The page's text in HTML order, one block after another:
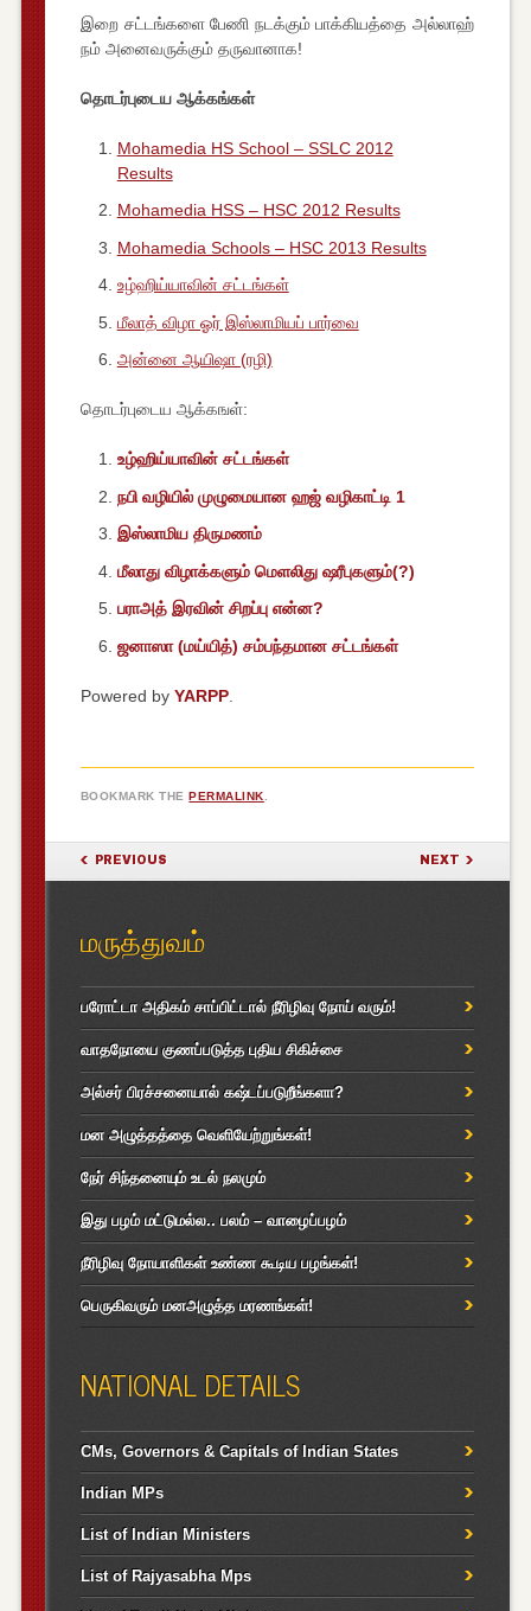
இறை சட்டங்களை பேணி நடக்கும் பாக்கியத்தை அல்லாஹ்
நம் அனைவருக்கும் தருவானாக!
தொடர்புடைய ஆக்கங்கள்
Mohamedia HS School – SSLC 2012
Results
Mohamedia HSS – HSC 2012 Results
Mohamedia Schools – HSC 2013 Results
உழ்ஹிய்யாவின் சட்டங்கள்
மீலாத் விழா ஓர் இஸ்லாமியப் பார்வை
அன்னை ஆயிஷா (ரழி)
தொடர்புடைய ஆக்கஙள்:
உழ்ஹிய்யாவின் சட்டங்கள்
நபி வழியில் முழுமையான ஹஜ் வழிகாட்டி 1
இஸ்லாமிய திருமணம்
மீலாது விழாக்களும் மெளலிது ஷரீபுகளும்(?)
பராஅத் இரவின் சிறப்பு என்ன?
ஜனாஸா (மய்யித்) சம்பந்தமான சட்டங்கள்
Powered by YARPP.
BOOKMARK THEPERMALINK
POST NAVIGATION
PREVIOUS NEXT
மருத்துவம்
பரோட்டா அதிகம் சாப்பிட்டால் நீரிழிவு நோய் வரும்!
வாதநோயை குணப்படுத்த புதிய சிகிச்சை
அல்சர் பிரச்சனையால் கஷ்டப்படுறீங்களா?
மன அழுத்தத்தை வெளியேற்றுங்கள்!
நேர் சிந்தனையும் உடல் நலமும்
இது பழம் மட்டுமல்ல.. பலம் – வாழைப்பழம்
நீரிழிவு நோயாளிகள் உண்ண கூடிய பழங்கள்!
பெருகிவரும் மனஅழுத்த மரணங்கள்!
NATIONAL DETAILS
CMs, Governors & Capitals of Indian States
Indian MPs
List of Indian Ministers
List of Rajyasabha Mps